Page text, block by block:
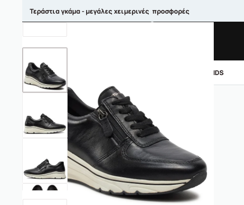
Τεράστια γκάμα - μεγάλες χειμερινές προσφορές
ΑΝΤΡΙΚΑ BRANDS